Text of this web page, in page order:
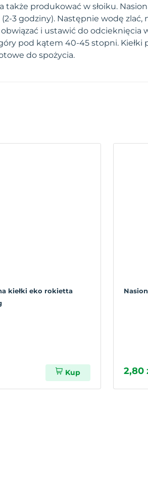
także produkować w słoiku.
3 godziny). Następnie wodę zlać,
i ustawić do odcieknięcia
pod kątem 40-45 stopni. Kiełki
do spożycia.
kiełki eko rokietta
Kup 2,80